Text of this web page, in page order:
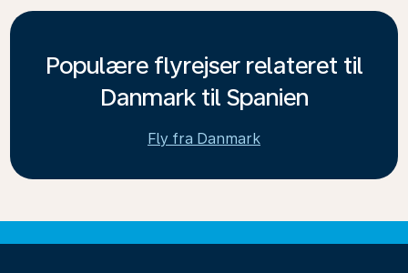
Populære flyrejser relateret til
Danmark til Spanien
Fly fra Danmark